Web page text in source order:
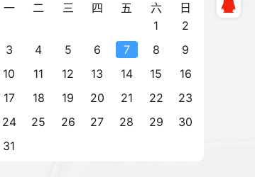
一 二 三 四 五 六
日
1
2
3
4 5 6 7 8
9
10
11 12 13 14 15
16
17
18 19 20 21 22
23
24
25 26 27 28 29
30
31